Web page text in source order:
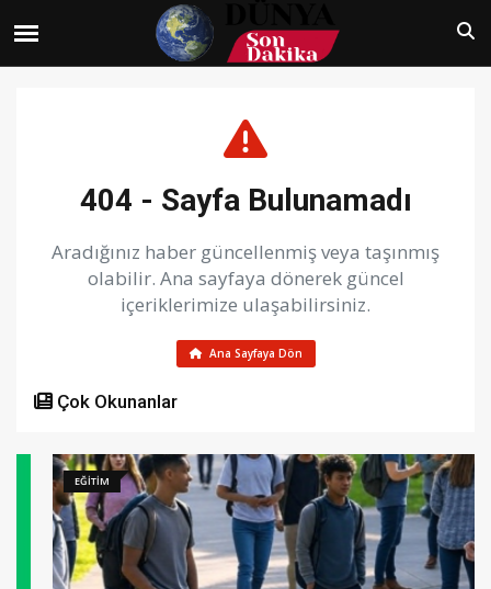
404 - Sayfa Bulunamadı
Aradığınız haber güncellenmiş veya taşınmış
olabilir. Ana sayfaya dönerek güncel
içeriklerimize ulaşabilirsiniz.
Ana Sayfaya Dön
Çok Okunanlar
EĞİTİM